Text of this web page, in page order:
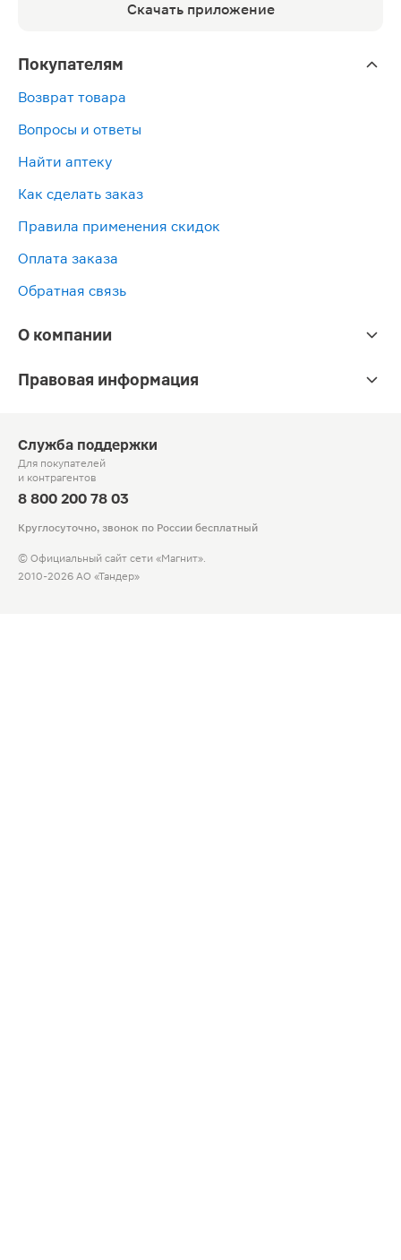
Скачать приложение
Покупателям
Возврат товара
Вопросы и ответы
Найти аптеку
Как сделать заказ
Правила применения скидок
Оплата заказа
Обратная связь
О компании
Правовая информация
Служба поддержки
Для покупателей
и контрагентов
8 800 200 78 03
Круглосуточно, звонок по России бесплатный
© Официальный сайт сети «Магнит».
2010-2026 АО «Тандер»